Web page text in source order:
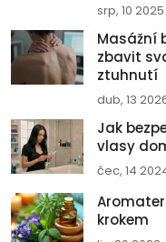
srp, 10 2025
Masážní
zbavit
ztuhnutí
dub, 13
Jak
vlasy
čec, 14
krokem